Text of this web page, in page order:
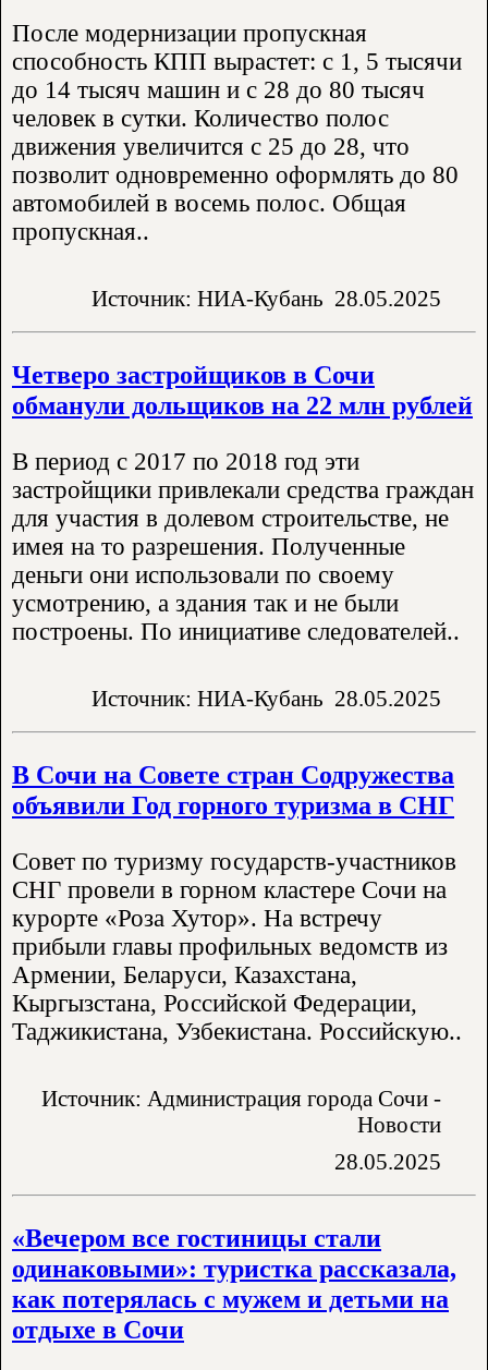
После модернизации пропускная
способность КПП вырастет: с 1, 5 тысячи
до 14 тысяч машин и с 28 до 80 тысяч
человек в сутки. Количество полос
движения увеличится с 25 до 28, что
позволит одновременно оформлять до 80
автомобилей в восемь полос. Общая
пропускная..
Источник: НИА-Кубань 28.05.2025
Четверо застройщиков в Сочи
обманули дольщиков на 22 млн рублей
В период с 2017 по 2018 год эти
застройщики привлекали средства граждан
для участия в долевом строительстве, не
имея на то разрешения. Полученные
деньги они использовали по своему
усмотрению, а здания так и не были
построены. По инициативе следователей..
Источник: НИА-Кубань 28.05.2025
В Сочи на Совете стран Содружества
объявили Год горного туризма в СНГ
Совет по туризму государств-участников
СНГ провели в горном кластере Сочи на
курорте «Роза Хутор». На встречу
прибыли главы профильных ведомств из
Армении, Беларуси, Казахстана,
Кыргызстана, Российской Федерации,
Таджикистана, Узбекистана. Российскую..
Источник: Администрация города Сочи -
Новости
28.05.2025
«Вечером все гостиницы стали
одинаковыми»: туристка рассказала,
как потерялась с мужем и детьми на
отдыхе в Сочи